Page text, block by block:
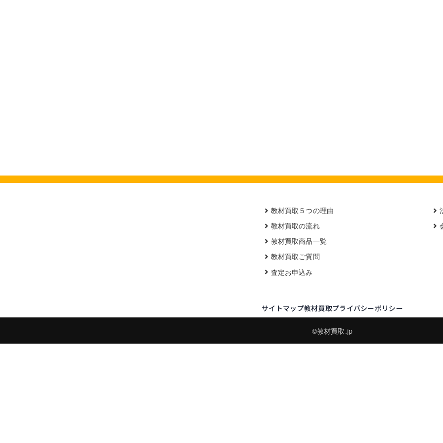
教材買取５つの理由
教材買取の流れ
教材買取商品一覧
教材買取ご質問
査定お申込み
サイトマップ教材買取プライバシーポリシー
©教材買取.jp